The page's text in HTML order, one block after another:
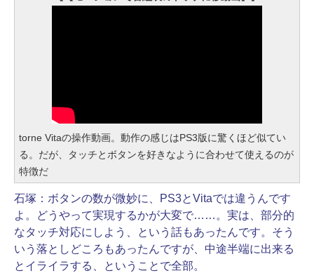
torne Vitaの操作動画。動作の感じはPS3版に驚くほど似てい
る。だが、タッチとボタンを好きなように合わせて使えるのが
特徴だ
石塚： ボタンの数が微妙に、PS3とVitaでは違うんです
よ。どうやって実現するかが大変で……。実は、部分的
なタッチ対応にしよう、という話もあったんです。そう
いう落としどころもあったんですが、中途半端に出来る
とイライラする、ということで全部。